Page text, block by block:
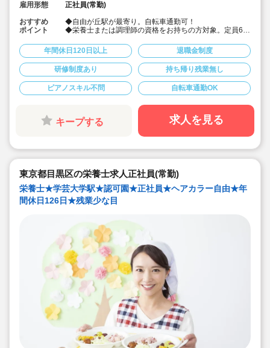
雇用形態
正社員(常勤)
おすすめ
ポイント
◆自由が丘駅が最寄り。自転車通勤可！
◆栄養士または調理師の資格をお持ちの方対象。定員60
◆月給25万～/別途経験手当あり☆
◆年間休日123日。有給は入社時に3日+半年後に10日付
与！特別休暇も年5日でプライベート充実☆
◆借り上げ社宅制度あり！(敷金礼金なし)
◆介護休暇・産前産後休暇・育児休暇の取得率100％！
復帰率も83％♪
◆「食」の面から子ども達を支える、やりがいのあるお
年間休日120日以上 退職金制度
研修制度あり 持ち帰り残業無し
ピアノスキル不問 自転車通勤OK
キープする 求人を見る
東京都目黒区の栄養士求人正社員(常勤)
栄養士★学芸大学駅★認可園★正社員★ヘアカラー自由★年
間休日126日★残業少な目